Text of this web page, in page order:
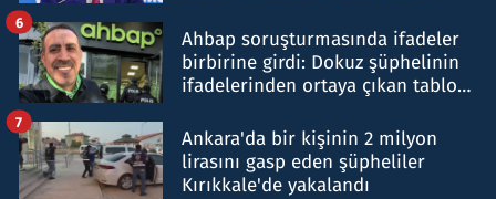
Ahbap soruşturmasında ifadeler
birbirine girdi: Dokuz şüphelinin
ifadelerinden ortaya çıkan tablo
6
Ankara'da bir kişinin 2 milyon
lirasını gasp eden şüpheliler
Kırıkkale'de yakalandı
7